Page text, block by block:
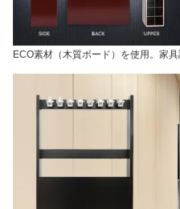
ECO素材（木質ボード）を使用。家具